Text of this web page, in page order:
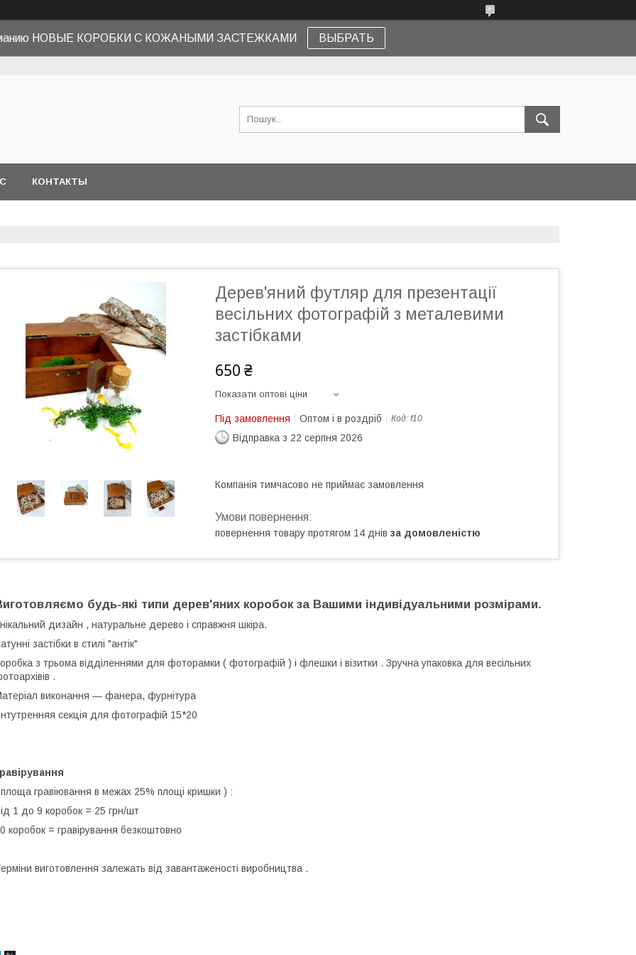
НОВЫЕ КОРОБКИ С КОЖАНЫМИ ЗАСТЕЖКАМИ ВЫБРАТЬ
КОНТАКТЫ
Дерев'яний футляр для презентації
весільних фотографій з металевими
застібками
650 ₴
Показати оптові ціни
Під замовлення Оптом і в роздріб Код: f10
Відправка з 22 серпня 2026
Компанія тимчасово не приймає замовлення
повернення товару протягом 14 днів за домовленістю
будь-які типи дерев'яних коробок за Вашими індивідуальними розмірами.
дизайн , натуральне дерево і справжня шкіра.
застібки в стилі "антік"
з трьома відділеннями для фоторамки ( фотографій ) і флешки і візитки . Зручна упаковка для весільних
.
виконання ― фанера, фурнітура
секція для фотографій 15*20
гравіювання в межах 25% площі кришки ) :
1 до 9 коробок = 25 грн/шт
коробок = гравірування безкоштовно
виготовлення залежать від завантаженості виробництва .